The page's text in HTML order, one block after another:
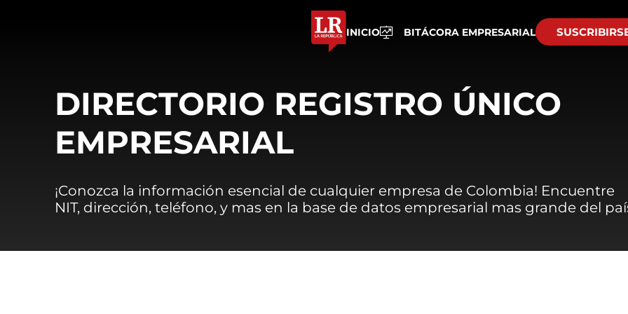
INICIO BITÁCORA EMPRESARIAL
DIRECTORIO REGISTRO ÚNICO
EMPRESARIAL
¡Conozca la información esencial de cualquier empresa de Colombia! Encuentre
NIT, dirección, teléfono, y mas en la base de datos empresarial mas grande del